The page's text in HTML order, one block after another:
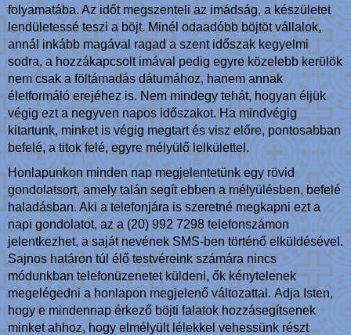
folyamatába. Az időt megszenteli az imádság, a készületet
lendületessé teszi a böjt. Minél odaadóbb böjtöt vállalok,
annál inkább magával ragad a szent időszak kegyelmi
sodra, a hozzákapcsolt imával pedig egyre közelebb kerülök
nem csak a föltámadás dátumához, hanem annak
életformáló erejéhez is. Nem mindegy tehát, hogyan éljük
végig ezt a negyven napos időszakot. Ha mindvégig
kitartunk, minket is végig megtart és visz előre, pontosabban
befelé, a titok felé, egyre mélyülő lelkülettel.
Honlapunkon minden nap megjelentetünk egy rövid
gondolatsort, amely talán segít ebben a mélyülésben, befelé
haladásban. Aki a telefonjára is szeretné megkapni ezt a
napi gondolatot, az a (20) 992 7298 telefonszámon
jelentkezhet, a saját nevének SMS-ben történő elküldésével.
Sajnos határon túl élő testvéreink számára nincs
módunkban telefonüzenetet küldeni, ők kénytelenek
megelégedni a honlapon megjelenő változattal. Adja Isten,
hogy e mindennap érkező böjti falatok hozzásegítsenek
minket ahhoz, hogy elmélyült lélekkel vehessünk részt